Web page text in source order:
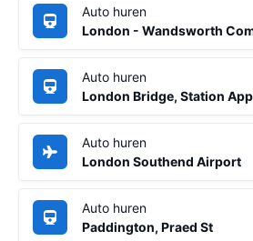
Auto huren
London - Wandsworth
Auto huren
London Bridge, Station
Auto huren
London Southend Airport
Auto huren
Paddington, Praed St